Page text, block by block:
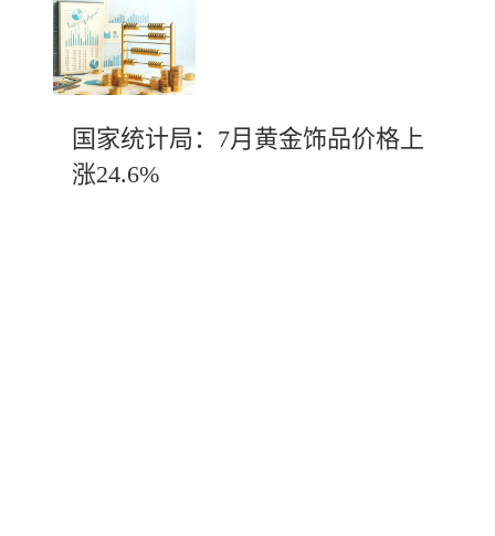
国家统计局：7月黄金饰品价格上
涨24.6%